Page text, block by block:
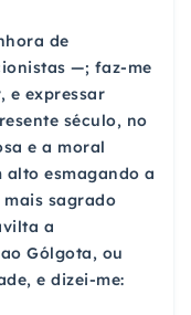
de
—; faz-me
e expressar
século, no
e a moral
alto esmagando a
sagrado
a
Gólgota, ou
e dizei-me: